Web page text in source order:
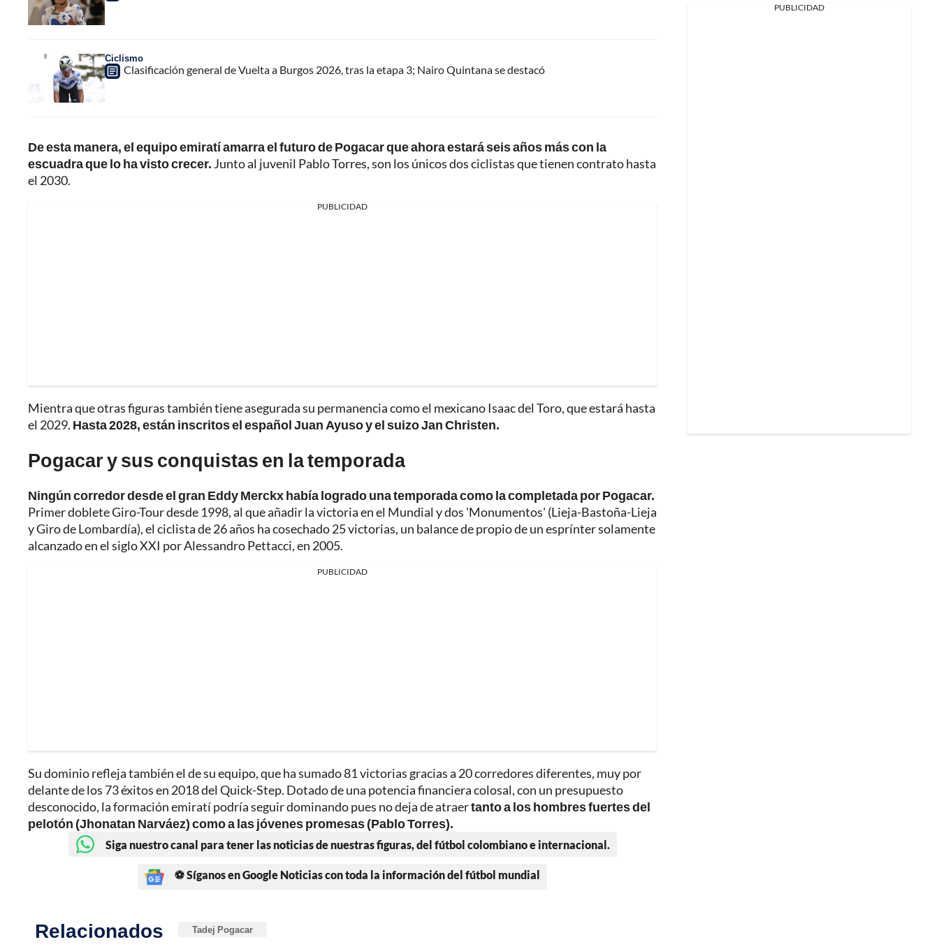
Ciclismo
Clasificación general de Vuelta a Burgos 2026, tras la etapa 3; Nairo Quintana se destacó
De esta manera, el equipo emiratí amarra el futuro de Pogacar que ahora estará seis años más con la
escuadra que lo ha visto crecer. Junto al juvenil Pablo Torres, son los únicos dos ciclistas que tienen contrato hasta
el 2030.
PUBLICIDAD
Mientra que otras figuras también tiene asegurada su permanencia como el mexicano Isaac del Toro, que estará hasta
el 2029. Hasta 2028, están inscritos el español Juan Ayuso y el suizo Jan Christen.
Pogacar y sus conquistas en la temporada
Ningún corredor desde el gran Eddy Merckx había logrado una temporada como la completada por Pogacar.
Primer doblete Giro-Tour desde 1998, al que añadir la victoria en el Mundial y dos 'Monumentos' (Lieja-Bastoña-Lieja
y Giro de Lombardía), el ciclista de 26 años ha cosechado 25 victorias, un balance de propio de un esprínter solamente
alcanzado en el siglo XXI por Alessandro Pettacci, en 2005.
PUBLICIDAD
Su dominio refleja también el de su equipo, que ha sumado 81 victorias gracias a 20 corredores diferentes, muy por
delante de los 73 éxitos en 2018 del Quick-Step. Dotado de una potencia financiera colosal, con un presupuesto
desconocido, la formación emiratí podría seguir dominando pues no deja de atraertanto a los hombres fuertes del
pelotón (Jhonatan Narváez) como a las jóvenes promesas (Pablo Torres).
Siga nuestro canal para tener las noticias de nuestras figuras, del fútbol colombiano e internacional.
⚽ Síganos en Google Noticias con toda la información del fútbol mundial
Relacionados Tadej Pogacar
PUBLICIDAD